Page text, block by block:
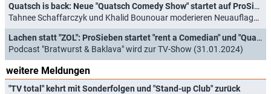
Quatsch is back: Neue "Quatsch Comedy Show" startet auf ProSieben
Tahnee Schaffarczyk und Khalid Bounouar moderieren Neuauflage (27.03.2024)
Lachen statt "ZOL": ProSieben startet "rent a Comedian" und "Quatsch Comedy Show"
Podcast "Bratwurst & Baklava" wird zur TV-Show (31.01.2024)
weitere Meldungen
"TV total" kehrt mit Sonderfolgen und "Stand-up Club" zurück